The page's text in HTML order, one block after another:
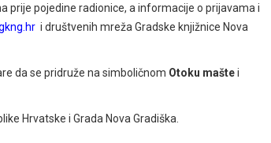
prije pojedine radionice, a informacije o prijavama i
i društvenih mreža Gradske knjižnice Nova
da se pridruže na simboličnom Otoku maštei
Hrvatske i Grada Nova Gradiška.